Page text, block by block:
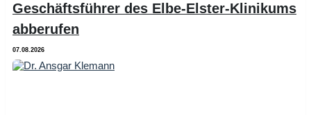
Geschäftsführer des Elbe-Elster-Klinikums
abberufen
07.08.2026